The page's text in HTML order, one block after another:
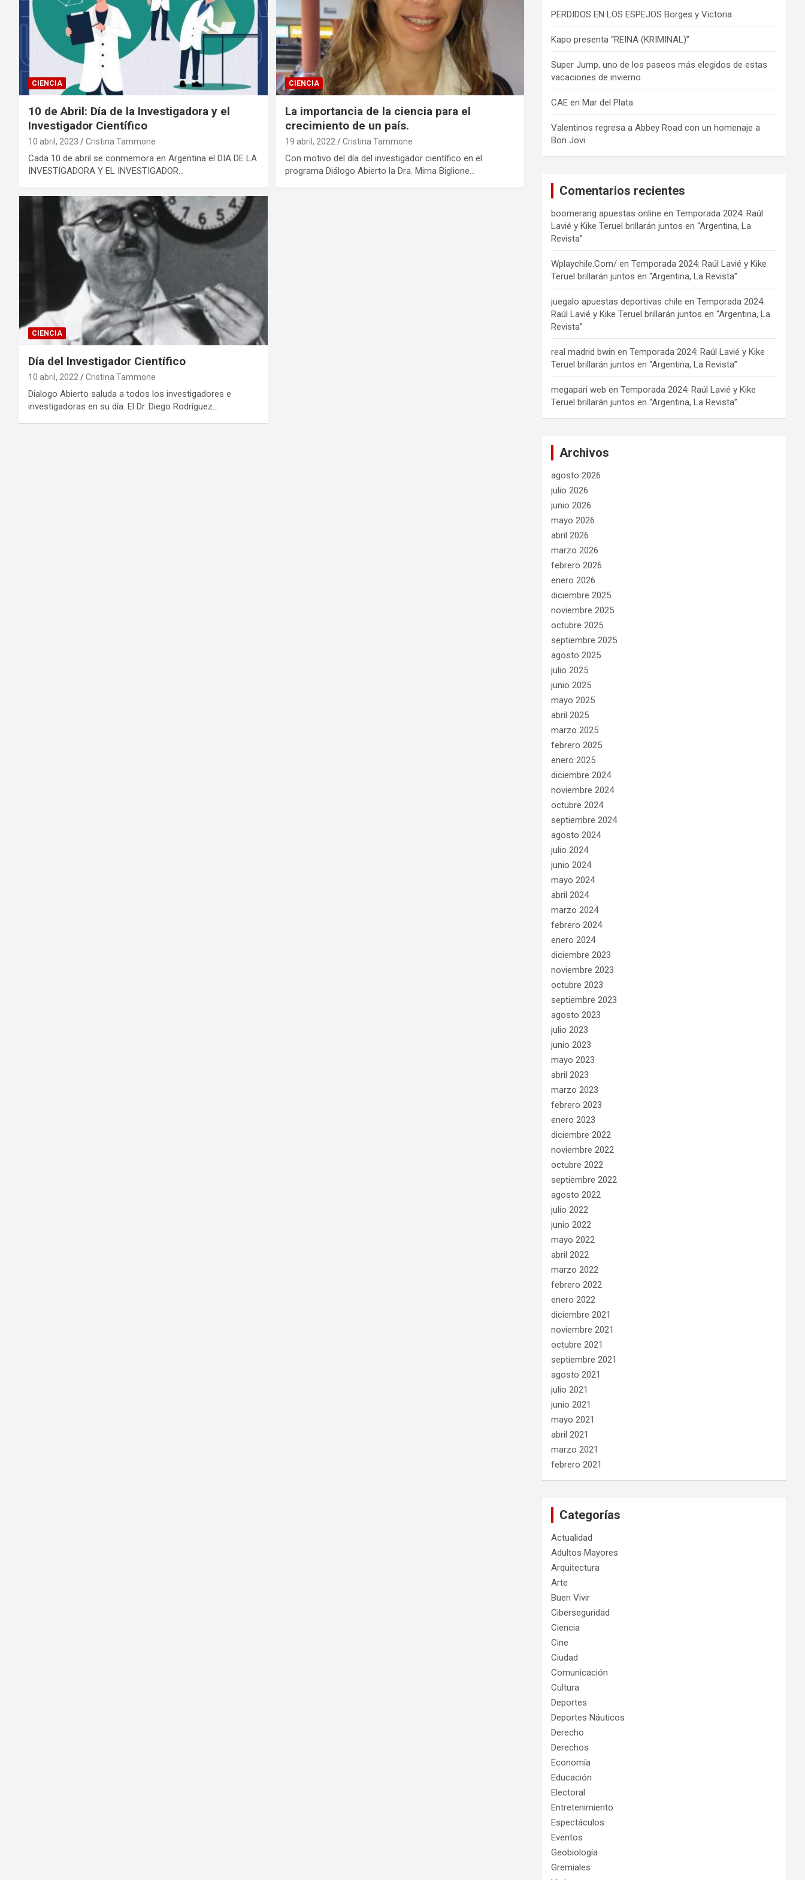
CIENCIA
10 de Abril: Día de la Investigadora y el
Investigador Científico
10 abril, 2023 Cristina Tammone
Cada 10 de abril se conmemora en Argentina el DIA DE LA
INVESTIGADORA Y EL INVESTIGADOR…
CIENCIA
La importancia de la ciencia para el
crecimiento de un país.
19 abril, 2022 Cristina Tammone
Con motivo del día del investigador científico en el
programa Diálogo Abierto la Dra. Mirna Biglione…
CIENCIA
Día del Investigador Científico
10 abril, 2022 Cristina Tammone
Dialogo Abierto saluda a todos los investigadores e
investigadoras en su día. El Dr. Diego Rodríguez…
PERDIDOS EN LOS ESPEJOS Borges y Victoria
Kapo presenta “REINA (KRIMINAL)”
Super Jump, uno de los paseos más elegidos de estas
vacaciones de invierno
CAE en Mar del Plata
Valentinos regresa a Abbey Road con un homenaje a
Bon Jovi
Comentarios recientes
boomerang apuestas online enTemporada 2024: Raúl
Lavié y Kike Teruel brillarán juntos en “Argentina, La
Revista”
Wplaychile.Com/ enTemporada 2024: Raúl Lavié y Kike
Teruel brillarán juntos en “Argentina, La Revista”
juegalo apuestas deportivas chile enTemporada 2024:
Raúl Lavié y Kike Teruel brillarán juntos en “Argentina, La
Revista”
real madrid bwin enTemporada 2024: Raúl Lavié y Kike
Teruel brillarán juntos en “Argentina, La Revista”
megapari web enTemporada 2024: Raúl Lavié y Kike
Teruel brillarán juntos en “Argentina, La Revista”
Archivos
agosto 2026
julio 2026
junio 2026
mayo 2026
abril 2026
marzo 2026
febrero 2026
enero 2026
diciembre 2025
noviembre 2025
octubre 2025
septiembre 2025
agosto 2025
julio 2025
junio 2025
mayo 2025
abril 2025
marzo 2025
febrero 2025
enero 2025
diciembre 2024
noviembre 2024
octubre 2024
septiembre 2024
agosto 2024
julio 2024
junio 2024
mayo 2024
abril 2024
marzo 2024
febrero 2024
enero 2024
diciembre 2023
noviembre 2023
octubre 2023
septiembre 2023
agosto 2023
julio 2023
junio 2023
mayo 2023
abril 2023
marzo 2023
febrero 2023
enero 2023
diciembre 2022
noviembre 2022
octubre 2022
septiembre 2022
agosto 2022
julio 2022
junio 2022
mayo 2022
abril 2022
marzo 2022
febrero 2022
enero 2022
diciembre 2021
noviembre 2021
octubre 2021
septiembre 2021
agosto 2021
julio 2021
junio 2021
mayo 2021
abril 2021
marzo 2021
febrero 2021
Categorías
Actualidad
Adultos Mayores
Arquitectura
Arte
Buen Vivir
Ciberseguridad
Ciencia
Cine
Ciudad
Comunicación
Cultura
Deportes
Deportes Náuticos
Derecho
Derechos
Economía
Educación
Electoral
Entretenimiento
Espectáculos
Eventos
Geobiología
Gremiales